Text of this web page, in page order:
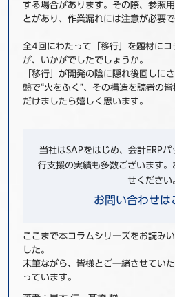
する場合があります。その際、参照
とがあり、作業漏れには注意が必要で
全4回にわたって「移行」を題材にコ
が、いかがでしたでしょうか。
「移行」が開発の陰に隠れ後回しに
盤で“火をふく”、その構造を読者の
だけましたら嬉しく思います。
当社はSAPをはじめ、会計ERP
行支援の実績も多数ございます
せください
お問い合わせ
ここまで本コラムシリーズをお読み
した。
末筆ながら、皆様とご一緒させてい
っています。